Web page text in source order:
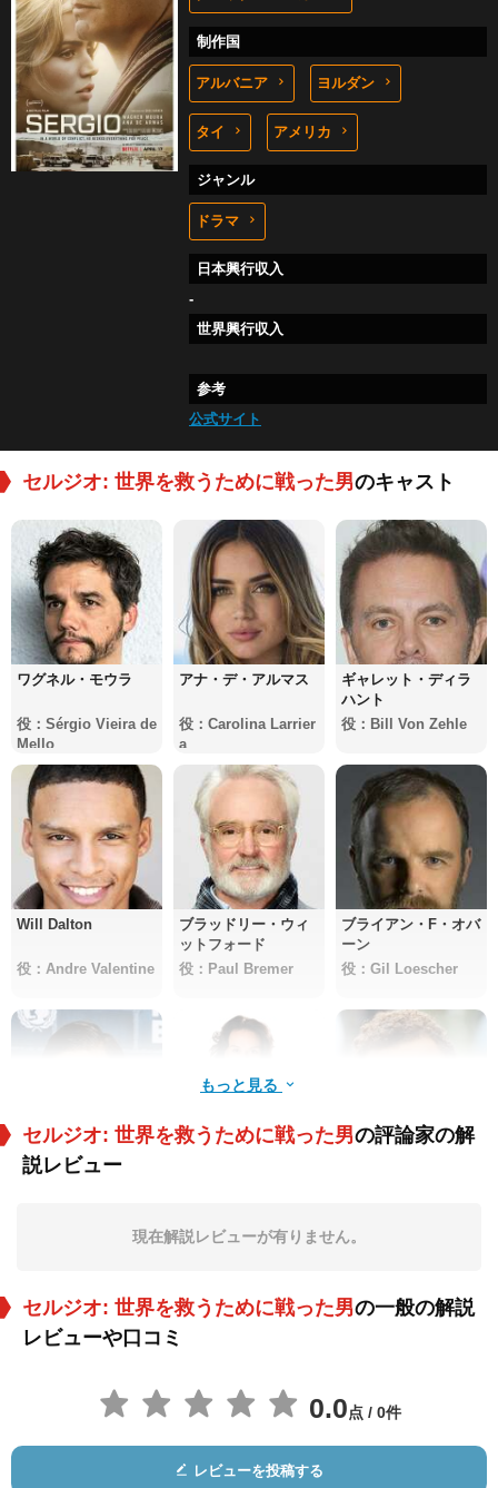
制作国
アルバニア ヨルダン
タイ アメリカ
ジャンル
ドラマ
日本興行収入
-
世界興行収入
参考
公式サイト
セルジオ: 世界を救うために戦った男のキャスト
ワグネル・モウラ
役：Sérgio Vieira de
Mello
アナ・デ・アルマス
役：Carolina Larrier
a
ギャレット・ディラ
ハント
役：Bill Von Zehle
Will Dalton
役：Andre Valentine
ブラッドリー・ウィ
ットフォード
役：Paul Bremer
ブライアン・F・オバ
ーン
役：Gil Loescher
クレーメンス・シッ
Mello
Gusmão
サハジャック・ブー
ビタヤ・パンスリン
sident
Eduardo Melo
もっと見る
セルジオ: 世界を救うために戦った男の評論家の解
説レビュー
現在解説レビューが有りません。
セルジオ: 世界を救うために戦った男の一般の解説
レビューや口コミ
0.0点 / 0件
レビューを投稿する